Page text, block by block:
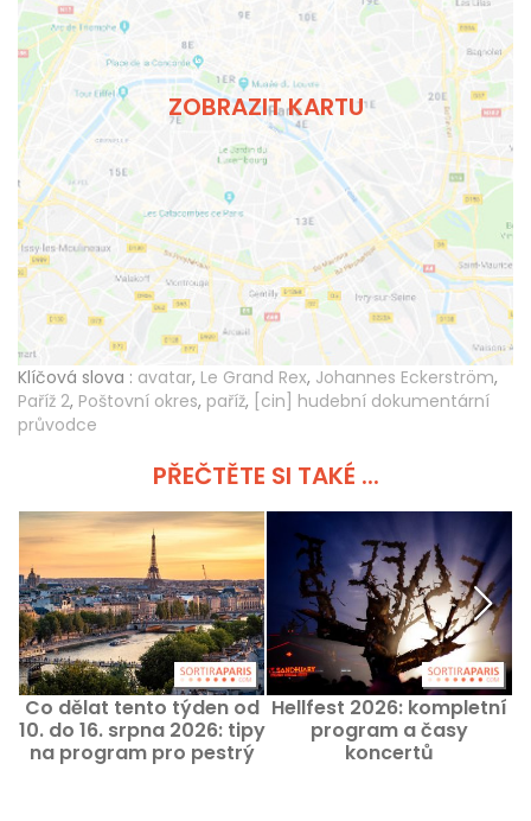
ZOBRAZIT KARTU
Klíčová slova : avatar, Le Grand Rex, Johannes Eckerström,
Paříž 2, Poštovní okres, paříž, [cin] hudební dokumentární
průvodce
PŘEČTĚTE SI TAKÉ ...
Co dělat tento týden od
10. do 16. srpna 2026: tipy
na program pro pestrý
Hellfest 2026: kompletní
program a časy
koncertů